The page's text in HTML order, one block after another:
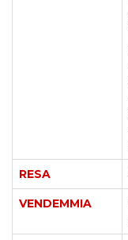
RESA
VENDEMMIA